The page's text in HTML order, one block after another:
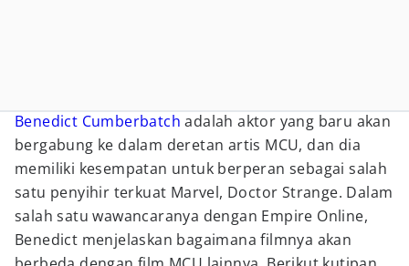
Benedict Cumberbatch adalah aktor yang baru akan
bergabung ke dalam deretan artis MCU, dan dia
memiliki kesempatan untuk berperan sebagai salah
satu penyihir terkuat Marvel, Doctor Strange. Dalam
salah satu wawancaranya dengan Empire Online,
Benedict menjelaskan bagaimana filmnya akan